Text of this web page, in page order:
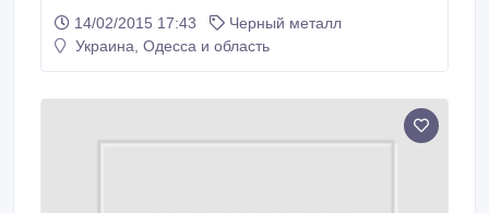
(стальные и чугунные ванные, газовые котлы,
батареи) Рельсовый лом Лом черных металлов,
скупает лом и отходы всех цветных металлов ( лом
профиля, лом свинца, лом нержавеющей стали
14/02/2015 17:43
Черный металл
Украина, Одесса и область